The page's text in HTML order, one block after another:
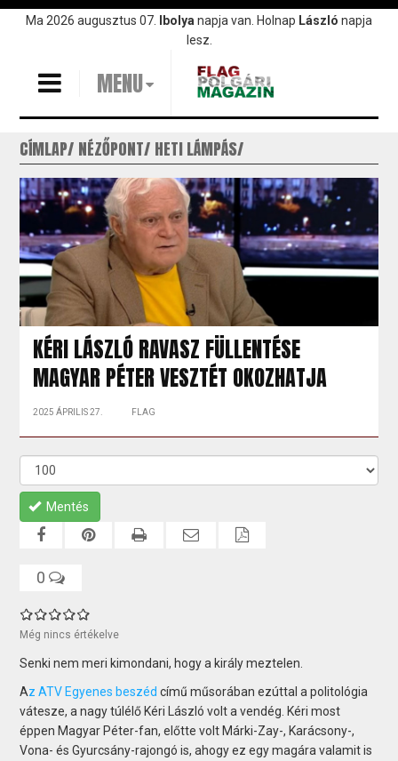
UgrásMa 2026 augusztus 07. Ibolya napja van. Holnap László napja
lesz.
MENU
CÍMLAP NÉZŐPONT HETI LÁMPÁS
KÉRI LÁSZLÓ RAVASZ FÜLLENTÉSE
MAGYAR PÉTER VESZTÉT OKOZHATJA
2025 ÁPRILIS 27. FLAG
Mentés
0
Még nincs értékelve
Senki nem meri kimondani, hogy a király meztelen.
AzATV Egyenes beszéd című műsorában ezúttal a politológia
vátesze, a nagy túlélő Kéri László volt a vendég. Kéri most
éppen Magyar Péter-fan, előtte volt Márki-Zay-, Karácsony-,
Vona- és Gyurcsány-rajongó is, ahogy ez egy magára valamit is